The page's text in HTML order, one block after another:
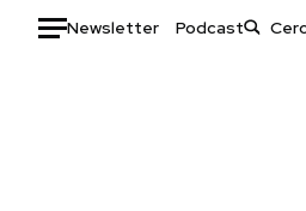
Newsletter Podcast